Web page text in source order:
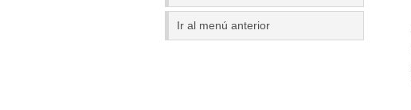
Ir al menú anterior